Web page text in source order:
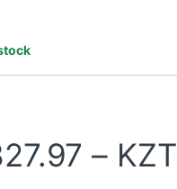
– KZT